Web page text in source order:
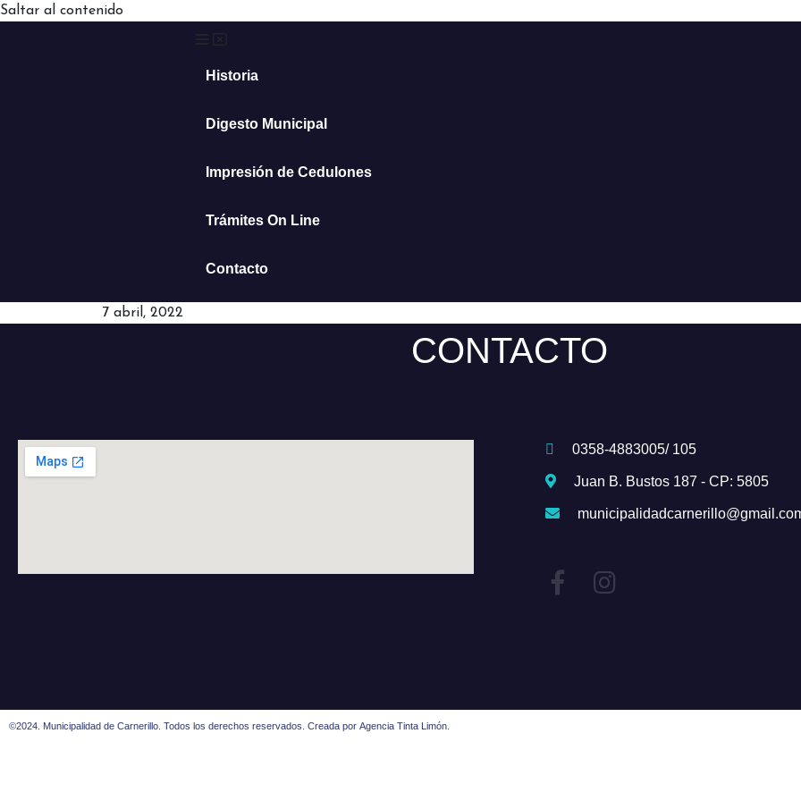
Saltar al contenido
Historia
Digesto Municipal
Impresión de Cedulones
Trámites On Line
Contacto
7 abril, 2022
CONTACTO
0358-4883005/ 105
Juan B. Bustos 187 - CP: 5805
©2024. Municipalidad de Carnerillo. Todos los derechos reservados. Creada por Agencia Tinta Limón.